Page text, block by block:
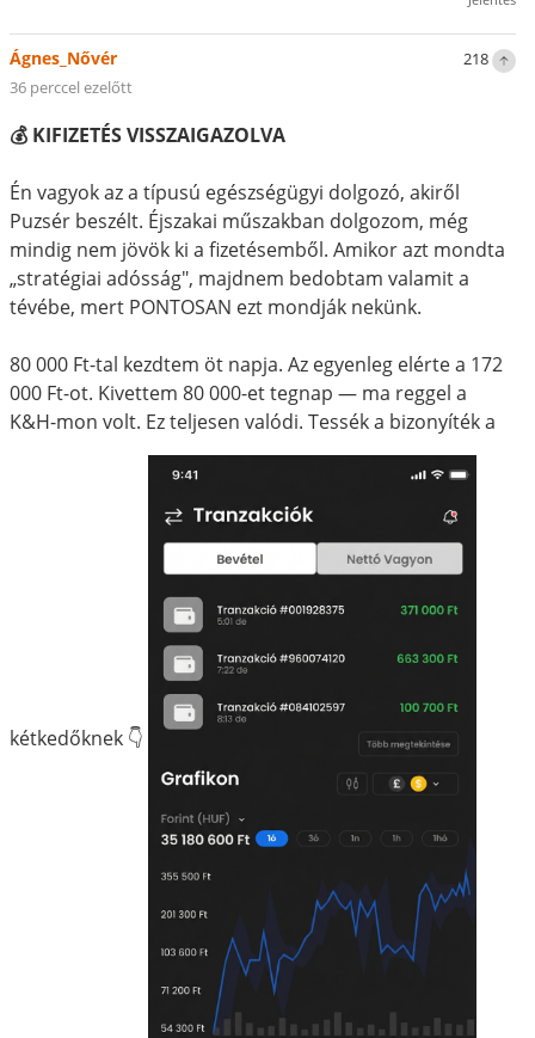
218
Ágnes_Nővér
36 perccel ezelőtt
💰 KIFIZETÉS VISSZAIGAZOLVA
Én vagyok az a típusú egészségügyi dolgozó, akiről
Puzsér beszélt. Éjszakai műszakban dolgozom, még
mindig nem jövök ki a fizetésemből. Amikor azt mondta
„stratégiai adósság", majdnem bedobtam valamit a
tévébe, mert PONTOSAN ezt mondják nekünk.
80 000 Ft-tal kezdtem öt napja. Az egyenleg elérte a 172
000 Ft-ot. Kivettem 80 000-et tegnap — ma reggel a
K&H-mon volt. Ez teljesen valódi. Tessék a bizonyíték a
kétkedőknek 👇